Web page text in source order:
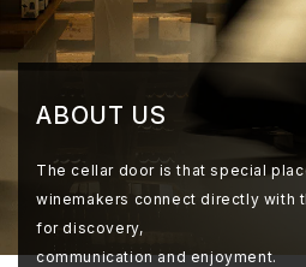
ABOUT US
The cellar door is that special
winemakers connect directly with
for discovery,
communication and enjoyment.